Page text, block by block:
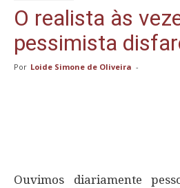
O realista às
pessimista
Por Loide Simone de Oliveira -
Ouvimos diariamente